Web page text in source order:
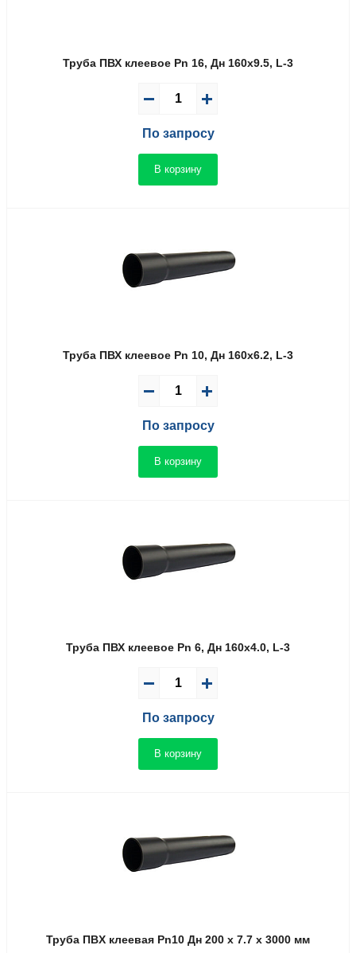
Труба ПВХ клеевое Pn 16, Дн 160х9.5, L-3
По запросу
В корзину
Труба ПВХ клеевое Pn 10, Дн 160х6.2, L-3
По запросу
В корзину
Труба ПВХ клеевое Pn 6, Дн 160х4.0, L-3
По запросу
В корзину
Труба ПВX клеевая Pn10 Дн 200 x 7.7 x 3000 мм